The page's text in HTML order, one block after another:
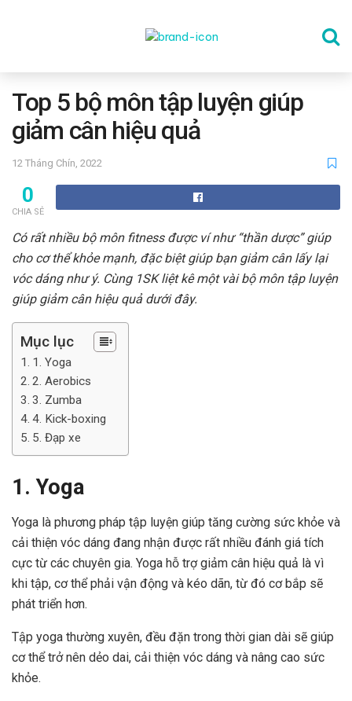
THỂ DỤC
DINH DƯỠNG
SỨC KHỎE TINH THẦN
CÔNG NGHỆ
Top 5 bộ môn tập luyện giúp
giảm cân hiệu quả
12 Tháng Chín, 2022
0
CHIA SẺ
Có rất nhiều bộ môn fitness được ví như “thần dược” giúp
cho cơ thể khỏe mạnh, đặc biệt giúp bạn giảm cân lấy lại
vóc dáng như ý. Cùng 1SK liệt kê một vài bộ môn tập luyện
giúp giảm cân hiệu quả dưới đây.
Mục lục
1. Yoga
2. Aerobics
3. Zumba
4. Kick-boxing
5. Đạp xe
1. Yoga
Yoga là phương pháp tập luyện giúp tăng cường sức khỏe và
cải thiện vóc dáng đang nhận được rất nhiều đánh giá tích
cực từ các chuyên gia. Yoga hỗ trợ giảm cân hiệu quả là vì
khi tập, cơ thể phải vận động và kéo dãn, từ đó cơ bắp sẽ
phát triển hơn.
Tập yoga thường xuyên, đều đặn trong thời gian dài sẽ giúp
cơ thể trở nên dẻo dai, cải thiện vóc dáng và nâng cao sức
khỏe.